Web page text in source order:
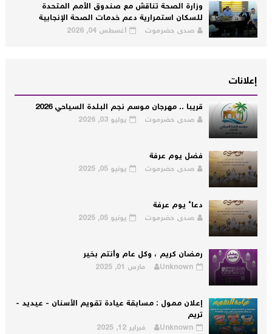
وزارة الصحة تناقش مع صندوق الأمم المتحدة
للسكان استمرارية دعم خدمات الصحة الإنجابية
صدى حضرموت أغسطس 04, 2026
إعلانات
قريبا .. مهرجان موسم نجم البلدة السياحي 2026
صدى حضرموت يوليو 03, 2026
فضل يوم عرفة
صدى حضرموت يونيو 05, 2025
دعاء يوم عرفة
صدى حضرموت يونيو 05, 2025
رمضان كريم ، وكل عام وأنتم بخير
Unknown مارس 01, 2025
إعلان ممول : مسابقة عيادة تقويم الأسنان - عيديد -
تريم
Unknown فبراير 12, 2025